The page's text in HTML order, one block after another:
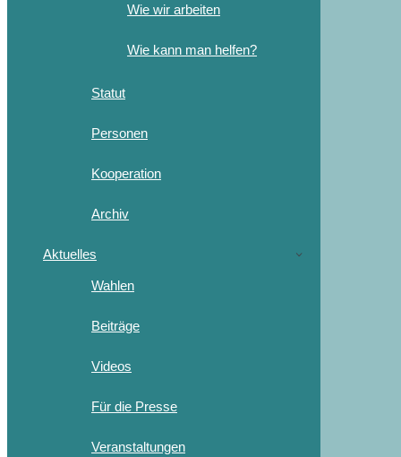
Wie wir arbeiten
Wie kann man helfen?
Statut
Personen
Kooperation
Archiv
Aktuelles
Wahlen
Beiträge
Videos
Für die Presse
Veranstaltungen